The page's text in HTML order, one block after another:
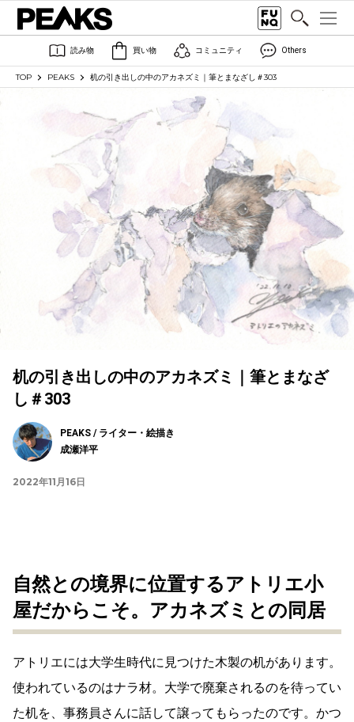
読み物 買い物 コミュニティ Others
TOP PEAKS 机の引き出しの中のアカネズミ｜筆とまなざし＃303
机の引き出しの中のアカネズミ｜筆とまなざ
し＃303
PEAKS / ライター・絵描き
成瀬洋平
2022年11月16日
自然との境界に位置するアトリエ小
屋だからこそ。アカネズミとの同居
アトリエには大学生時代に見つけた木製の机があります。
使われているのはナラ材。大学で廃棄されるのを待ってい
た机を、事務員さんに話して譲ってもらったのです。かつ